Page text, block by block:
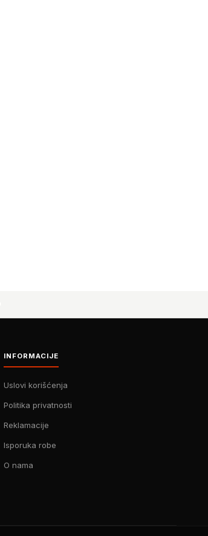
INFORMACIJE
Uslovi korišćenja
Politika privatnosti
Reklamacije
Isporuka robe
O nama